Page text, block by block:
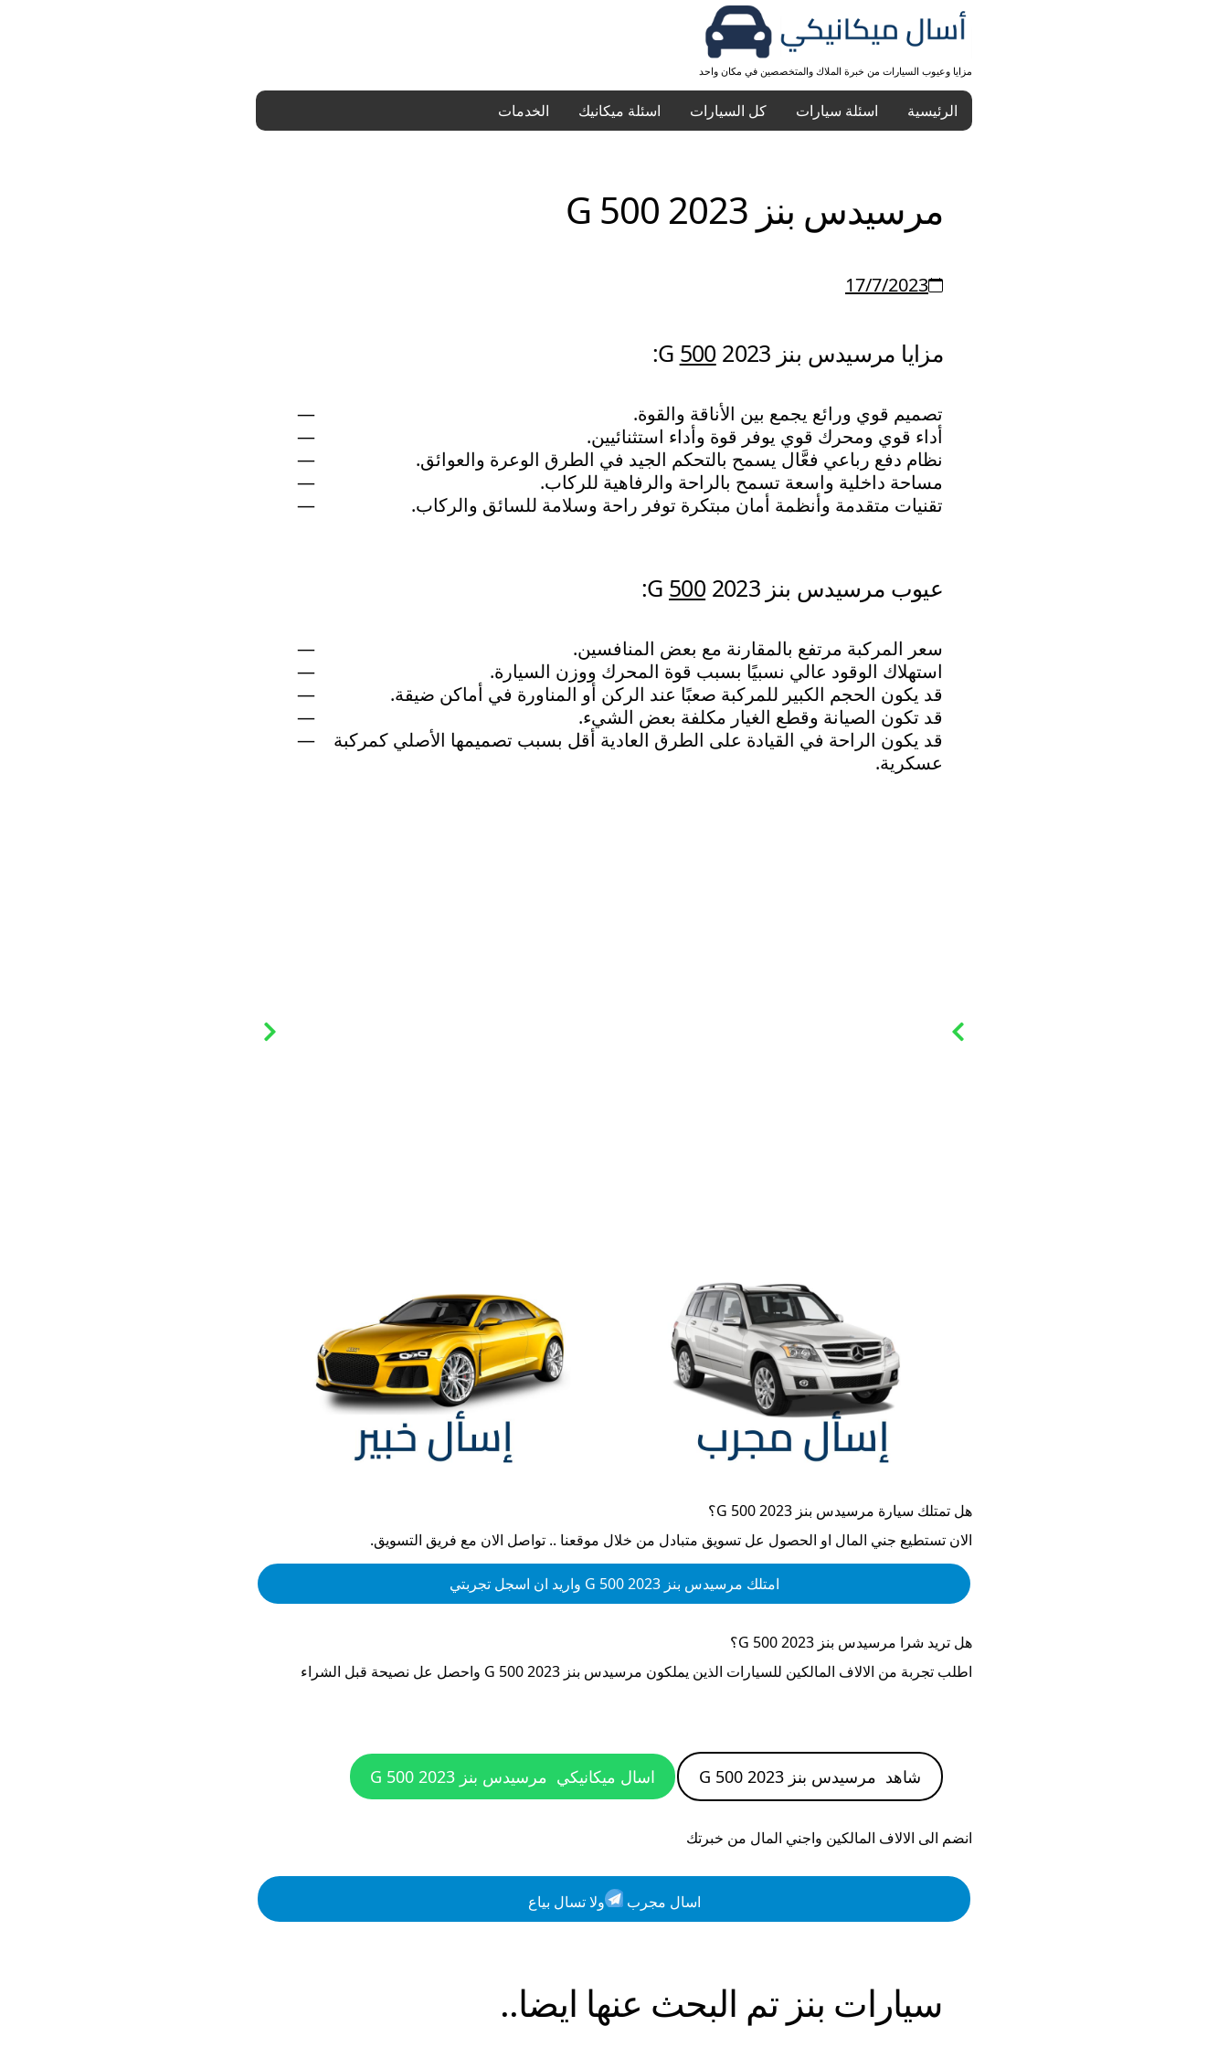
مزايا وعيوب السيارات من خبرة الملاك والمتخصصين في مكان واحد
الرئيسية اسئلة سيارات كل السيارات اسئلة ميكانيك الخدمات
مرسيدس بنز G 500 2023
17/7/2023
مزايا مرسيدس بنز G 500 2023:
تصميم قوي ورائع يجمع بين الأناقة والقوة.
أداء قوي ومحرك قوي يوفر قوة وأداء استثنائيين.
نظام دفع رباعي فعَّال يسمح بالتحكم الجيد في الطرق الوعرة والعوائق.
مساحة داخلية واسعة تسمح بالراحة والرفاهية للركاب.
تقنيات متقدمة وأنظمة أمان مبتكرة توفر راحة وسلامة للسائق والركاب.
عيوب مرسيدس بنز G 500 2023:
سعر المركبة مرتفع بالمقارنة مع بعض المنافسين.
استهلاك الوقود عالي نسبيًا بسبب قوة المحرك ووزن السيارة.
قد يكون الحجم الكبير للمركبة صعبًا عند الركن أو المناورة في أماكن ضيقة.
قد تكون الصيانة وقطع الغيار مكلفة بعض الشيء.
قد يكون الراحة في القيادة على الطرق العادية أقل بسبب تصميمها الأصلي كمركبة
عسكرية.
هل تمتلك سيارة مرسيدس بنز G 500 2023
؟
الان تستطيع جني المال او الحصول عل تسويق متبادل من خلال موقعنا .. تواصل الان مع فريق التسويق.
امتلك مرسيدس بنز G 500 2023 واريد ان اسجل تجربتي
هل تريد شرا مرسيدس بنز G 500 2023
؟
اطلب تجربة من الالاف المالكين للسيارات الذين يملكون مرسيدس بنز G 500 2023 واحصل عل نصيحة قبل الشراء
شاهد مرسيدس بنز G 500 2023 اسال ميكانيكي مرسيدس بنز G 500 2023
انضم الى الالاف المالكين واجني المال من خبرتك
اسال مجرب ولا تسال بياع
سيارات بنز تم البحث عنها ايضا..